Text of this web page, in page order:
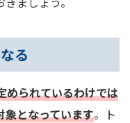
る
められているわけでは
象となっています。ト